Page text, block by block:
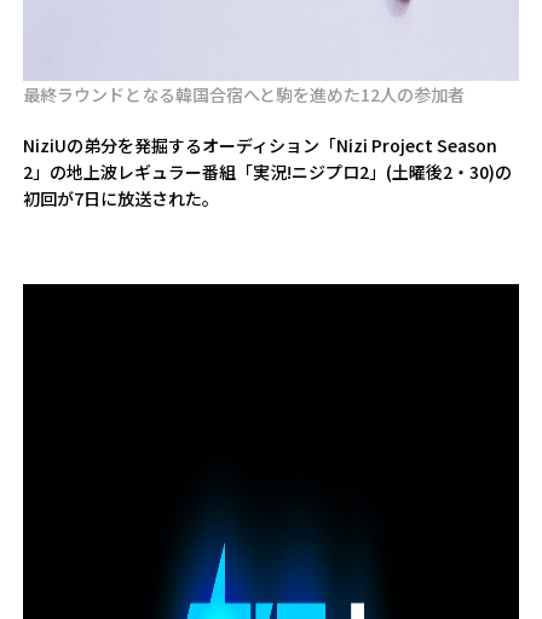
最終ラウンドとなる韓国合宿へと駒を進めた12人の参加者
NiziUの弟分を発掘するオーディション「Nizi Project Season
2」の地上波レギュラー番組「実況!ニジプロ2」(土曜後2・30)の
初回が7日に放送された。